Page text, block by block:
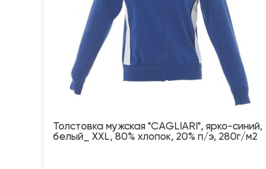
Толстовка мужская "CAGLIARI", ярко-синий,
белый_ XXL, 80% хлопок, 20% п/э, 280г/м2